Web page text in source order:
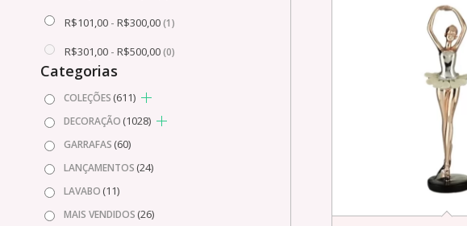
R$101,00 - R$300,00(1)
R$301,00 - R$500,00(0)
Categorias
COLEÇÕES (611)
DECORAÇÃO (1028)
GARRAFAS (60)
LANÇAMENTOS (24)
LAVABO (11)
MAIS VENDIDOS (26)